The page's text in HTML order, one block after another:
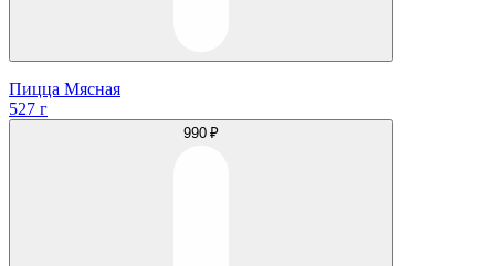
Пицца Мясная
527 г
990 ₽